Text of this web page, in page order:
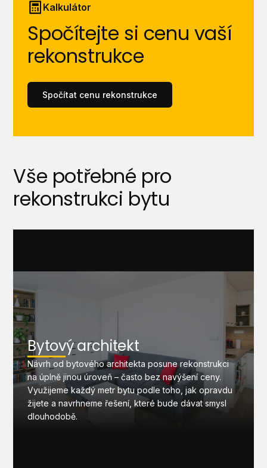
Kalkulátor
Spočítejte si cenu vaší
rekonstrukce
Spočítat cenu rekonstrukce
Vše potřebné pro
rekonstrukci bytu
Bytový architekt
Návrh od bytového architekta posune rekonstrukci
na úplně jinou úroveň – často bez navýšení ceny.
Využijeme každý metr bytu podle toho, jak opravdu
žijete a navrhneme řešení, které bude dávat smysl
dlouhodobě.